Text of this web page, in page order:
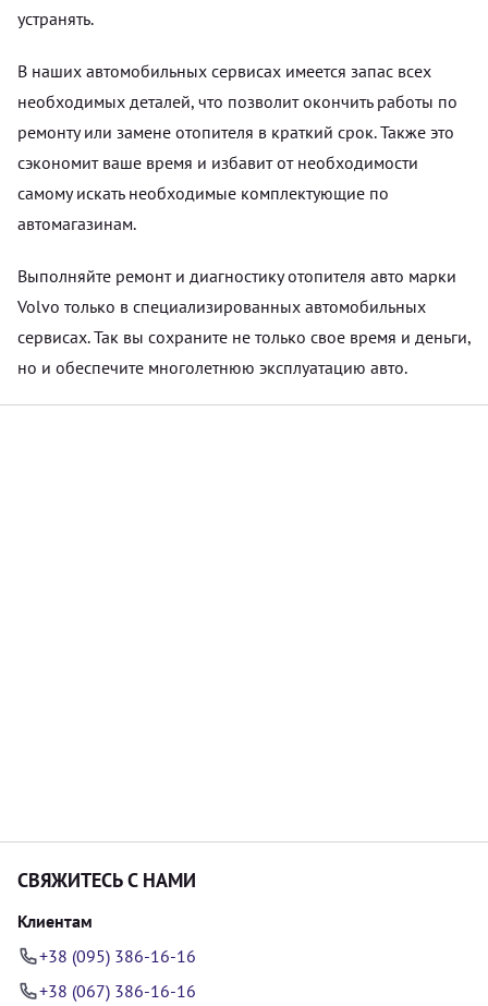
устранять.
В наших автомобильных сервисах имеется запас всех
необходимых деталей, что позволит окончить работы по
ремонту или замене отопителя в краткий срок. Также это
сэкономит ваше время и избавит от необходимости
самому искать необходимые комплектующие по
автомагазинам.
Выполняйте ремонт и диагностику отопителя авто марки
Volvo только в специализированных автомобильных
сервисах. Так вы сохраните не только свое время и деньги,
но и обеспечите многолетнюю эксплуатацию авто.
СВЯЖИТЕСЬ С НАМИ
Клиентам
+38 (095) 386-16-16
+38 (067) 386-16-16